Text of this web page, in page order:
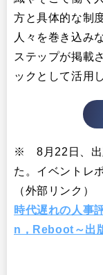
方と具体的な制
人々を巻き込み
ステップが掲載
ックとして活用
※ 8月22日、出
た。イベントレ
（外部リンク）
時代遅れの人事
n，Reboot～出